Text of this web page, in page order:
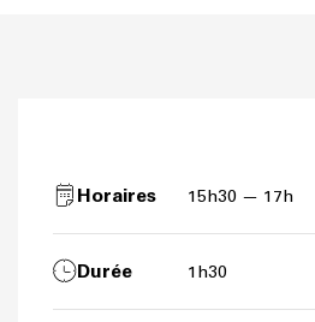
Horaires 15h30 — 17h
Durée 1h30